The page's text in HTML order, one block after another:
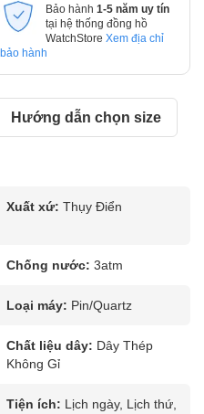
Bảo hành 1-5 năm uy tín
tại hệ thống đồng hồ
WatchStore Xem địa chỉ
bảo hành
Hướng dẫn chọn size
Xuất xứ: Thụy Điển
Chống nước: 3atm
Loại máy: Pin/Quartz
Chất liệu dây: Dây Thép
Không Gỉ
Tiện ích: Lịch ngày, Lịch thứ,